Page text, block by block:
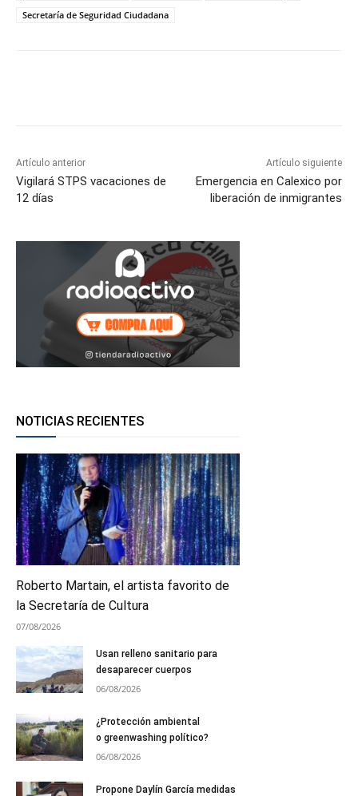
Secretaría de Seguridad Ciudadana
Artículo anterior
Vigilará STPS vacaciones de
12 días
Artículo siguiente
Emergencia en Calexico por
liberación de inmigrantes
NOTICIAS RECIENTES
Roberto Martain, el artista favorito de
la Secretaría de Cultura
07/08/2026
Usan relleno sanitario para
desaparecer cuerpos
06/08/2026
¿Protección ambiental
o greenwashing político?
06/08/2026
Propone Daylín García medidas